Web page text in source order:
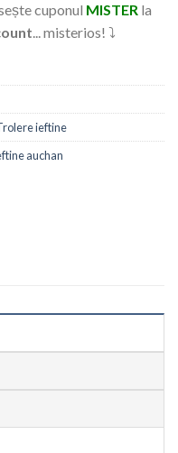
cuponul MISTER la
... misterios! ⤵
ieftine
auchan